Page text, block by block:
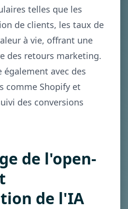
telles que les
de clients, les taux de
à vie, offrant une
des retours marketing.
également avec des
comme Shopify et
des conversions
de l'open-
de l'IA